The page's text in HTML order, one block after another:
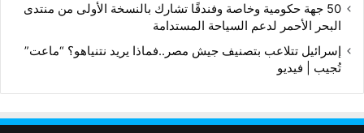
50 جهة حكومية وخاصة وفندقًا تشارك بالنسخة الأولى من منتدى
البحر الأحمر لدعم السياحة المستدامة
إسرائيل تتلاعب بتصنيف جيش مصر..فماذا يريد نتنياهو؟ “ماعت”
تُجيب | فيديو